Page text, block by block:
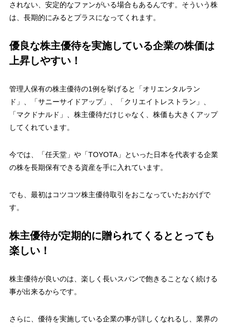
されない、安定的なファンがいる場合もあるんです。そういう株
は、長期的にみるとプラスになってくれます。
優良な株主優待を実施している企業の株価は
上昇しやすい！
管理人保有の株主優待の1例を挙げると「オリエンタルラン
ド」、「サニーサイドアップ」、「クリエイトレストラン」、
「マクドナルド」、株主優待だけじゃなく、株価も大きくアップ
してくれています。
今では、「任天堂」や「TOYOTA」といった日本を代表する企業
の株を長期保有できる資産を手に入れています。
でも、最初はコツコツ株主優待取引をおこなっていたおかげで
す。
株主優待が定期的に贈られてくるととっても
楽しい！
株主優待が良いのは、楽しく長いスパンで飽きることなく続ける
事が出来るからです。
さらに、優待を実施している企業の事が詳しくなれるし、 業界の